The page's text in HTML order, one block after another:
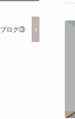
ブログ③